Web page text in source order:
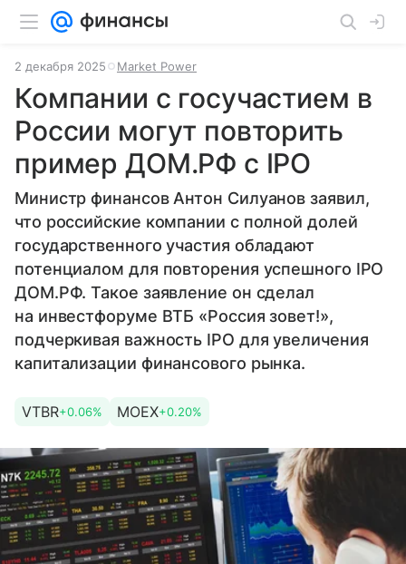
2 декабря 2025 Market Power
Компании с госучастием в
России могут повторить
пример ДОМ.РФ с IPO
Министр финансов Антон Силуанов заявил,
что российские компании с полной долей
государственного участия обладают
потенциалом для повторения успешного IPO
ДОМ.РФ. Такое заявление он сделал
на инвестфоруме ВТБ «Россия зовет!»,
подчеркивая важность IPO для увеличения
капитализации финансового рынка.
VTBR+0.06% MOEX+0.20%